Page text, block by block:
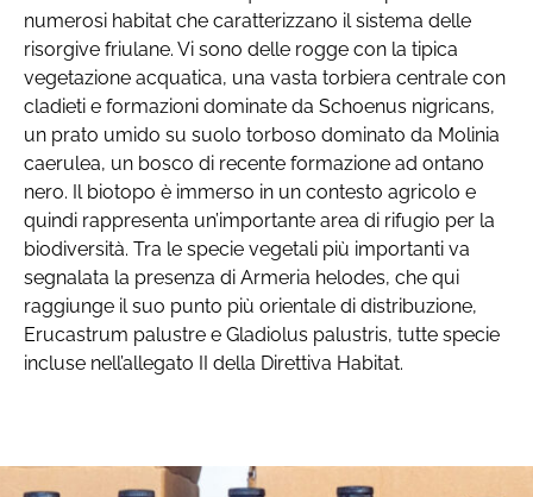
numerosi habitat che caratterizzano il sistema delle
risorgive friulane. Vi sono delle rogge con la tipica
vegetazione acquatica, una vasta torbiera centrale con
cladieti e formazioni dominate da Schoenus nigricans,
un prato umido su suolo torboso dominato da Molinia
caerulea, un bosco di recente formazione ad ontano
nero. Il biotopo è immerso in un contesto agricolo e
quindi rappresenta un’importante area di rifugio per la
biodiversità. Tra le specie vegetali più importanti va
segnalata la presenza di Armeria helodes, che qui
raggiunge il suo punto più orientale di distribuzione,
Erucastrum palustre e Gladiolus palustris, tutte specie
incluse nell’allegato II della Direttiva Habitat.